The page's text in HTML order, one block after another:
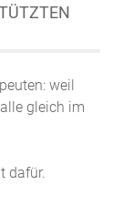
weil
gleich im
dafür.